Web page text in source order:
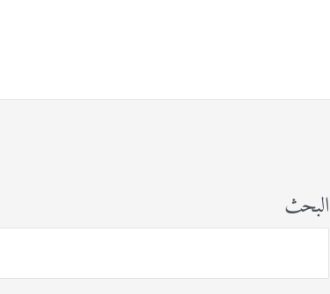
البحث